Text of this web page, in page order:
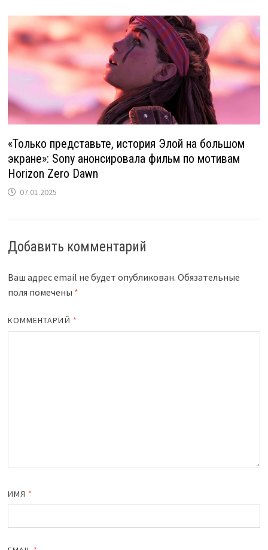
«Только представьте, история Элой на большом
экране»: Sony анонсировала фильм по мотивам
Horizon Zero Dawn
07.01.2025
Добавить комментарий
Ваш адрес email не будет опубликован. Обязательные
поля помечены *
КОММЕНТАРИЙ *
ИМЯ *